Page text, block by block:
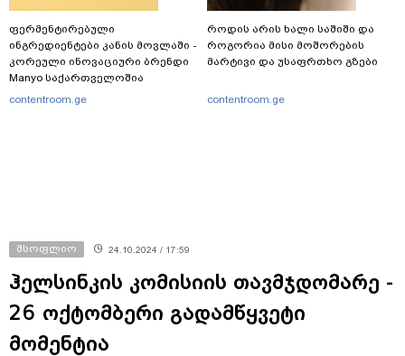
ფერმენტირებული
ინგრედიენტები კანის მოვლაში -
კორეული ინოვაციური ბრენდი
Manyo საქართველოშია
contentroom.ge
როდის არის ხალი საშიში და
როგორია მისი მოშორების
მარტივი და უსაფრთხო გზები
contentroom.ge
მსოფლიო 24.10.2024 / 17:59
ჰელსინკის კომისიის თავმჯდომარე -
26 ოქტომბერი გადამწყვეტი
მომენტია